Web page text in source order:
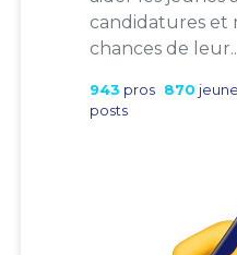
candidatures et
chances de
943 pros 870
posts